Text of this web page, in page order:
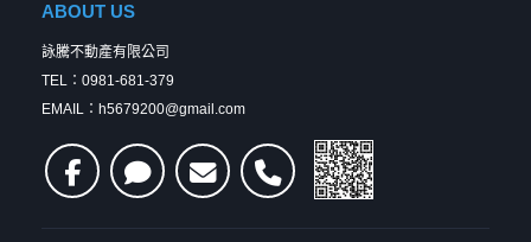
ABOUT US
詠騰不動產有限公司
TEL：0981-681-379
EMAIL：h5679200@gmail.com